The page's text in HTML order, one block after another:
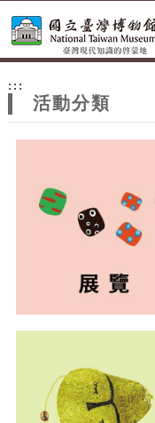
網
站
主
:::
活動分類